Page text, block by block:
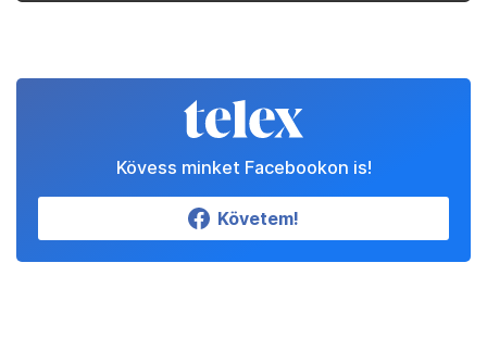
Kövess minket Facebookon is!
Követem!